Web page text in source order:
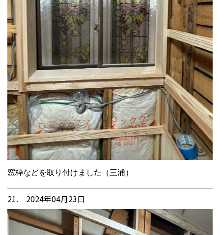
窓枠などを取り付けました（三浦）
21. 2024年04月23日